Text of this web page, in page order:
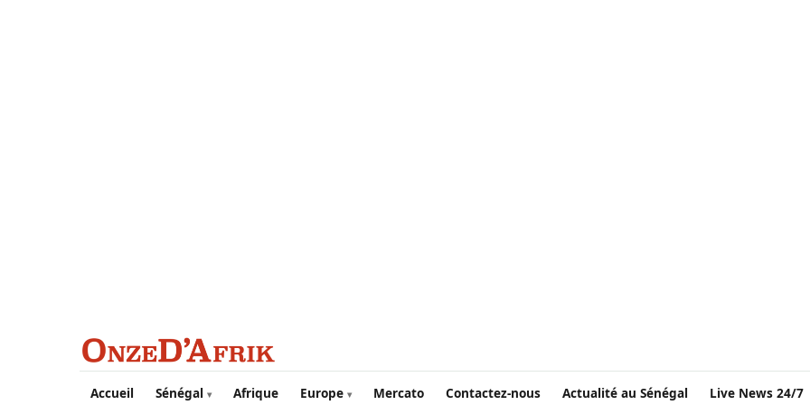
Aller au contenu principal
Accueil Sénégal Afrique Europe Mercato Contactez-nous Actualité au Sénégal Live News 24/7